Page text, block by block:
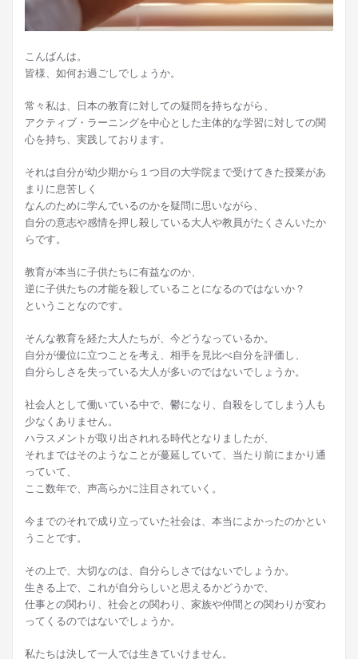
こんばんは。
皆様、如何お過ごしでしょうか。
常々私は、日本の教育に対しての疑問を持ちながら、
アクティブ・ラーニングを中心とした主体的な学習に対しての関
心を持ち、実践しております。
それは自分が幼少期から１つ目の大学院まで受けてきた授業があ
まりに息苦しく
なんのために学んでいるのかを疑問に思いながら、
自分の意志や感情を押し殺している大人や教員がたくさんいたか
らです。
教育が本当に子供たちに有益なのか、
逆に子供たちの才能を殺していることになるのではないか？
ということなのです。
そんな教育を経た大人たちが、今どうなっているか。
自分が優位に立つことを考え、相手を見比べ自分を評価し、
自分らしさを失っている大人が多いのではないでしょうか。
社会人として働いている中で、鬱になり、自殺をしてしまう人も
少なくありません。
ハラスメントが取り出されれる時代となりましたが、
それまではそのようなことが蔓延していて、当たり前にまかり通
っていて、
ここ数年で、声高らかに注目されていく。
今までのそれで成り立っていた社会は、本当によかったのかとい
うことです。
その上で、大切なのは、自分らしさではないでしょうか。
生きる上で、これが自分らしいと思えるかどうかで、
仕事との関わり、社会との関わり、家族や仲間との関わりが変わ
ってくるのではないでしょうか。
私たちは決して一人では生きていけません。